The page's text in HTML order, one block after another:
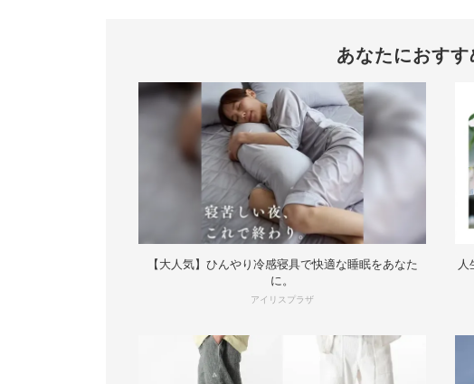
あなたにおす
【大人気】ひんやり冷感寝具で快適な睡眠をあなた
に。
アイリスプラザ